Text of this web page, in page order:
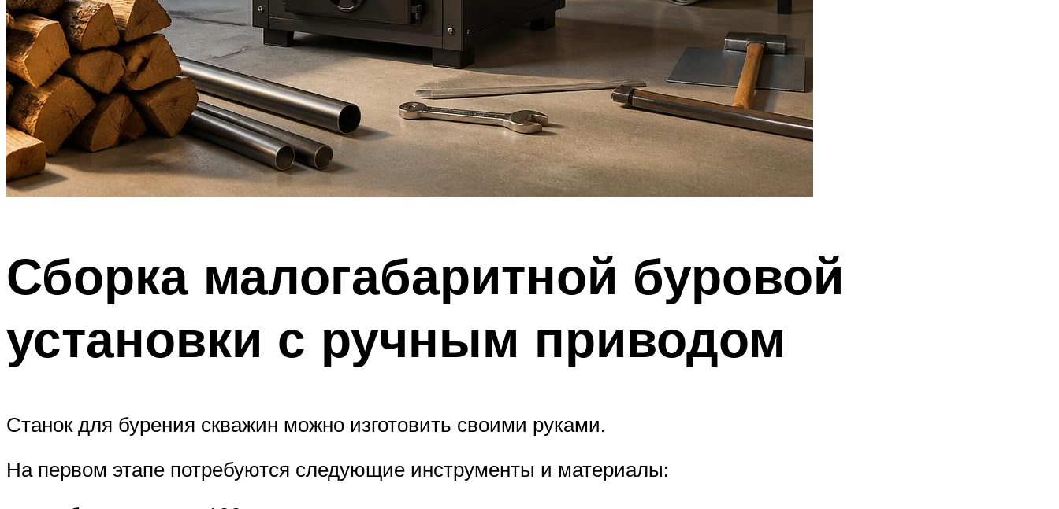
Сборка малогабаритной буровой
установки с ручным приводом
Станок для бурения скважин можно изготовить своими руками.
На первом этапе потребуются следующие инструменты и материалы: